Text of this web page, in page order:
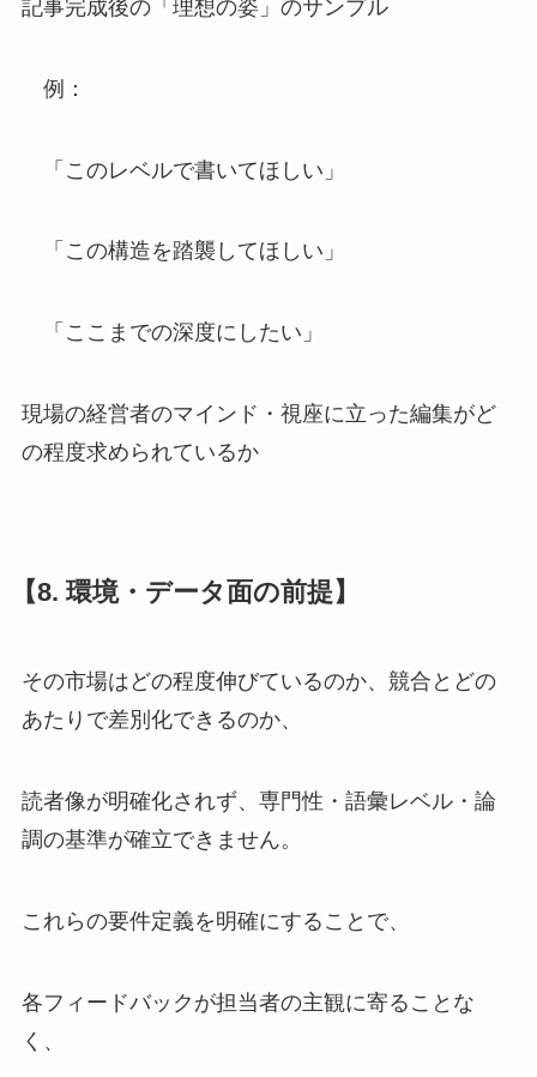
記事完成後の「理想の姿」のサンプル
例：
「このレベルで書いてほしい」
「この構造を踏襲してほしい」
「ここまでの深度にしたい」
現場の経営者のマインド・視座に立った編集がど
の程度求められているか
【8. 環境・データ面の前提】
その市場はどの程度伸びているのか、競合とどの
あたりで差別化できるのか、
読者像が明確化されず、専門性・語彙レベル・論
調の基準が確立できません。
これらの要件定義を明確にすることで、
各フィードバックが担当者の主観に寄ることな
く、